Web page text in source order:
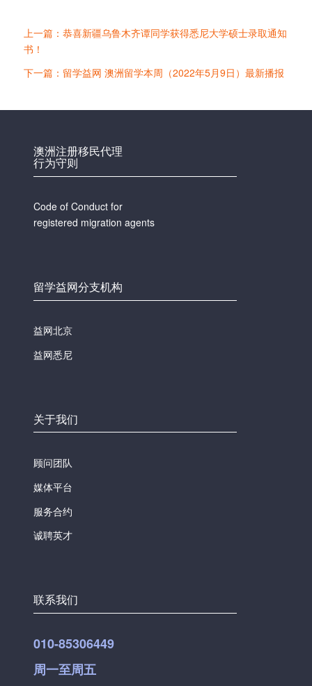
上一篇：恭喜新疆乌鲁木齐谭同学获得悉尼大学硕士录取通知
书！
下一篇：留学益网 澳洲留学本周（2022年5月9日）最新播报
澳洲注册移民代理
行为守则
Code of Conduct for
registered migration agents
留学益网分支机构
益网北京
益网悉尼
关于我们
顾问团队
媒体平台
服务合约
诚聘英才
联系我们
010-85306449
周一至周五